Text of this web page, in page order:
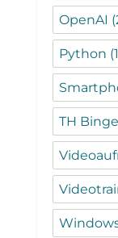
OpenAI
Python
TH